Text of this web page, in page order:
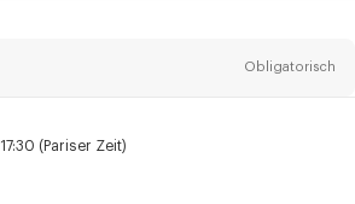
Obligatorisch
(Pariser Zeit)